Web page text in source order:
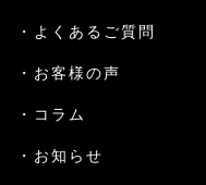
よくあるご質問
お客様の声
コラム
お知らせ